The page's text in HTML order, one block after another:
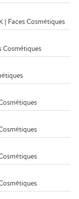
| Faces Cosmétiques
Cosmétiques